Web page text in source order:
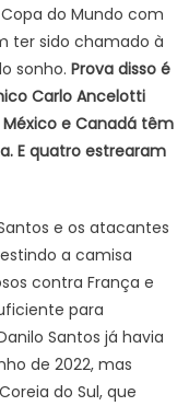
final
de
ciclo
estão
na
do
Copas
do Mundo com
ter sido chamado à
sonho. Prova disso é
Carlo Ancelotti
México e Canadá têm
E quatro estrearam
e os atacantes
a camisa
contra França e
para
Santos já havia
de 2022, mas
do Sul, que